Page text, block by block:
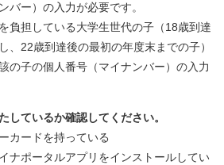
バー）の入力が必要です。
負担している大学生世代の子（18歳到達
、22歳到達後の最初の年度末までの子）
の子の個人番号（マイナンバー）の入力
ているか確認してください。
カードを持っている
ナポータルアプリをインストールしてい